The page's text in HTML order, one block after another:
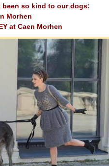
been so kind to our dogs:
Morhen
at Caen Morhen